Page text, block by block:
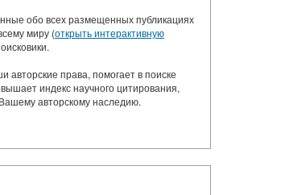
обо всех размещенных публикациях
миру (открыть интерактивную
права, помогает в поиске
индекс научного цитирования,
авторскому наследию.